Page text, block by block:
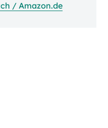
/ Amazon.de